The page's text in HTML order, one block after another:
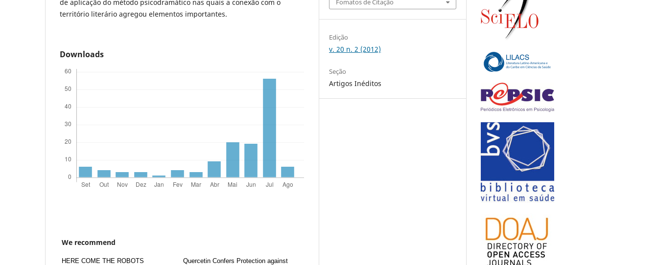
de aplicação do método psicodramático nas quais a conexão com o
território literário agregou elementos importantes.
Downloads
We recommend
HERE COME THE ROBOTS
Quercetin Confers Protection against
Fomatos de Citação
Edição
v. 20 n. 2 (2012)
Seção
Artigos Inéditos